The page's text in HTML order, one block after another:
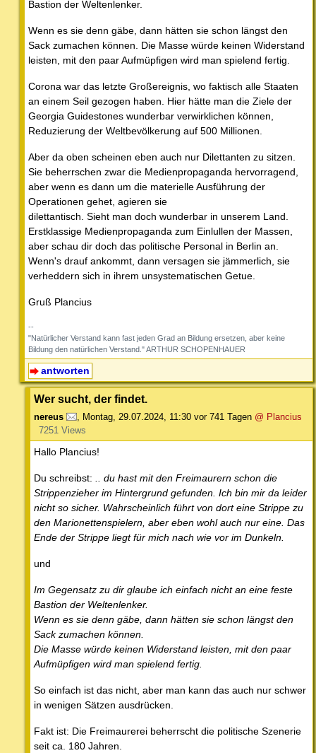
Bastion der Weltenlenker.
Wenn es sie denn gäbe, dann hätten sie schon längst den
Sack zumachen können. Die Masse würde keinen Widerstand
leisten, mit den paar Aufmüpfigen wird man spielend fertig.
Corona war das letzte Großereignis, wo faktisch alle Staaten
an einem Seil gezogen haben. Hier hätte man die Ziele der
Georgia Guidestones wunderbar verwirklichen können,
Reduzierung der Weltbevölkerung auf 500 Millionen.
Aber da oben scheinen eben auch nur Dilettanten zu sitzen.
Sie beherrschen zwar die Medienpropaganda hervorragend,
aber wenn es dann um die materielle Ausführung der
Operationen gehet, agieren sie
dilettantisch. Sieht man doch wunderbar in unserem Land.
Erstklassige Medienpropaganda zum Einlullen der Massen,
aber schau dir doch das politische Personal in Berlin an.
Wenn's drauf ankommt, dann versagen sie jämmerlich, sie
verheddern sich in ihrem unsystematischen Getue.
Gruß Plancius
--
"Natürlicher Verstand kann fast jeden Grad an Bildung ersetzen, aber keine
Bildung den natürlichen Verstand." ARTHUR SCHOPENHAUER
antworten
Wer sucht, der findet.
nereus , Montag, 29.07.2024, 11:30 vor 741 Tagen @ Plancius
7251 Views
Hallo Plancius!
Du schreibst:
.. du hast mit den Freimaurern schon die
Strippenzieher im Hintergrund gefunden. Ich bin mir da leider
nicht so sicher. Wahrscheinlich führt von dort eine Strippe zu
den Marionettenspielern, aber eben wohl auch nur eine. Das
Ende der Strippe liegt für mich nach wie vor im Dunkeln.
und
Im Gegensatz zu dir glaube ich einfach nicht an eine feste
Bastion der Weltenlenker.
Wenn es sie denn gäbe, dann hätten sie schon längst den
Sack zumachen können.
Die Masse würde keinen Widerstand leisten, mit den paar
Aufmüpfigen wird man spielend fertig.
So einfach ist das nicht, aber man kann das auch nur schwer
in wenigen Sätzen ausdrücken.
Fakt ist: Die Freimaurerei beherrscht die politische Szenerie
seit ca. 180 Jahren.